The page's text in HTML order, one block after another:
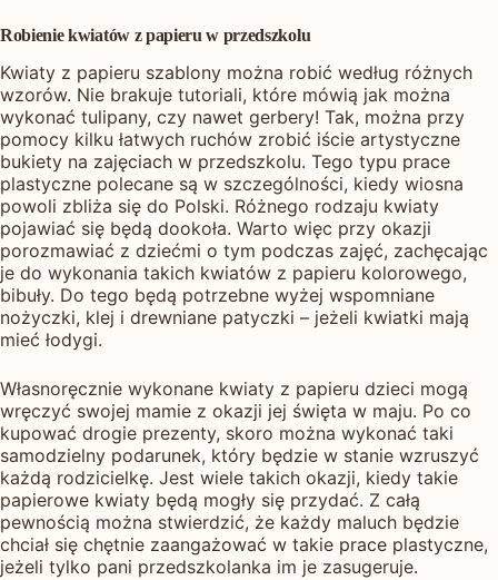
Robienie kwiatów z papieru w przedszkolu
Kwiaty z papieru szablony można robić według różnych
wzorów. Nie brakuje tutoriali, które mówią jak można
wykonać tulipany, czy nawet gerbery! Tak, można przy
pomocy kilku łatwych ruchów zrobić iście artystyczne
bukiety na zajęciach w przedszkolu. Tego typu prace
plastyczne polecane są w szczególności, kiedy wiosna
powoli zbliża się do Polski. Różnego rodzaju kwiaty
pojawiać się będą dookoła. Warto więc przy okazji
porozmawiać z dziećmi o tym podczas zajęć, zachęcając
je do wykonania takich kwiatów z papieru kolorowego,
bibuły. Do tego będą potrzebne wyżej wspomniane
nożyczki, klej i drewniane patyczki – jeżeli kwiatki mają
mieć łodygi.
Własnoręcznie wykonane kwiaty z papieru dzieci mogą
wręczyć swojej mamie z okazji jej święta w maju. Po co
kupować drogie prezenty, skoro można wykonać taki
samodzielny podarunek, który będzie w stanie wzruszyć
każdą rodzicielkę. Jest wiele takich okazji, kiedy takie
papierowe kwiaty będą mogły się przydać. Z całą
pewnością można stwierdzić, że każdy maluch będzie
chciał się chętnie zaangażować w takie prace plastyczne,
jeżeli tylko pani przedszkolanka im je zasugeruje.